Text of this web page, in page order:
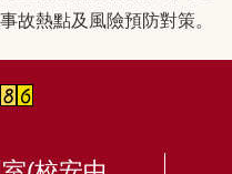
故熱點及風險預防對策。